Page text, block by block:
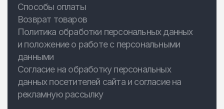
Способы оплаты
Возврат товаров
Политика обработки персональных данных
и положение о работе с персональными
данными
Согласие на обработку персональных
данных посетителей сайта и согласие на
рекламную рассылку